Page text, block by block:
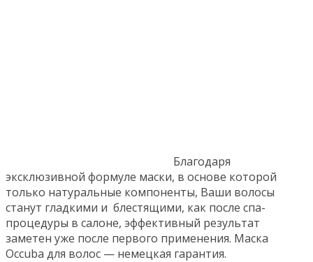
Благодаря
эксклюзивной формуле маски, в основе которой
только натуральные компоненты, Ваши волосы
станут гладкими и блестящими, как после спа-
процедуры в салоне, эффективный результат
заметен уже после первого применения. Маска
Occuba для волос — немецкая гарантия.